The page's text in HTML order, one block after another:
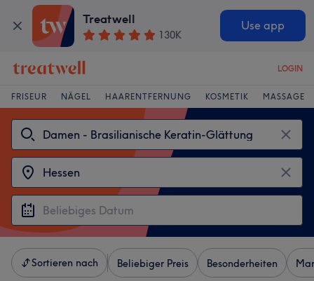
Treatwell
130K
Use app
LOGIN
FRISEUR NÄGEL HAARENTFERNUNG KOSMETIK MASSAGE
Sortieren nach Beliebiger Preis Besonderheiten